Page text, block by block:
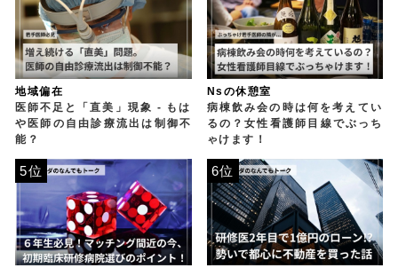
地域偏在
医師不足と「直美」現象 - もは
や医師の自由診療流出は制御不
能？
Nsの休憩室
病棟飲み会の時は何を考えてい
るの？女性看護師目線でぶっち
ゃけます！
5位 6位